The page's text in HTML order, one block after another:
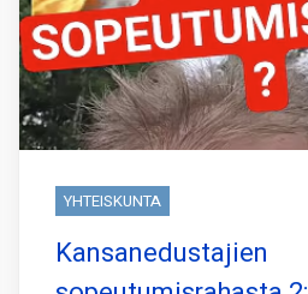
YHTEISKUNTA
Kansanedustajien